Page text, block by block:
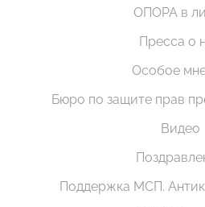
ОПОРА в
Пресса о
Особое
Бюро по защите прав
Видео
Поддержка МСП.